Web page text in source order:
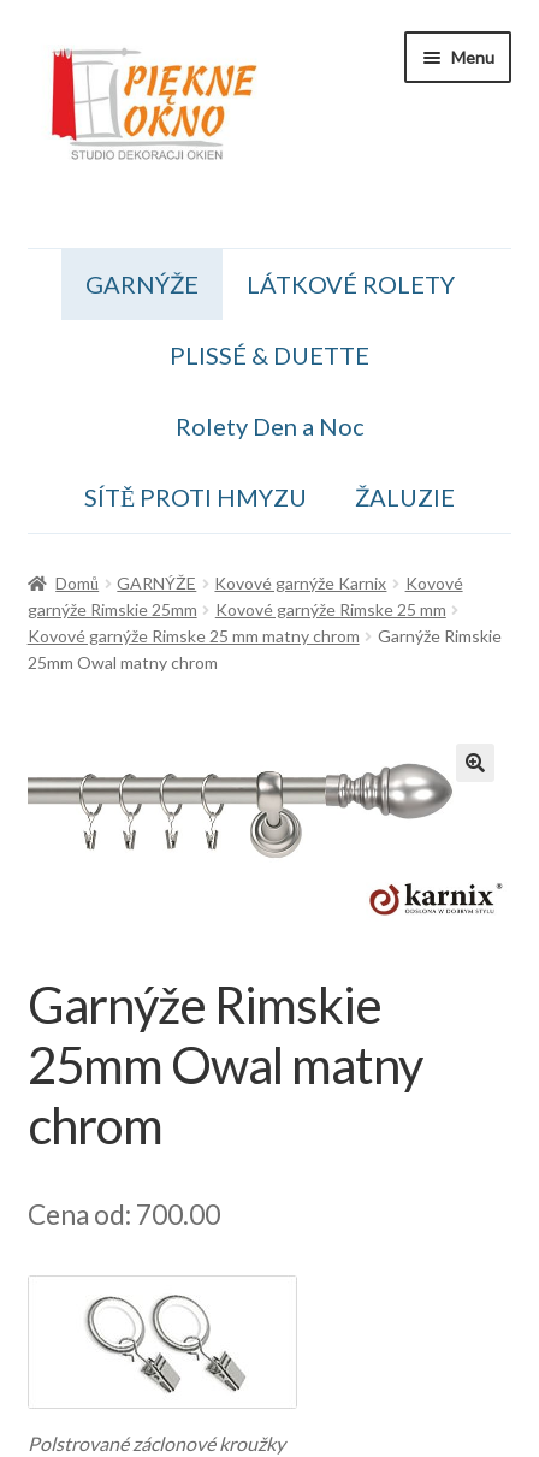
Přeskočit
navigaci
Přejít
obsahu
webu
Menu
Koszyk
OBCHODNÍ PODMÍNKY
Kontakt
GARNÝŽE LÁTKOVÉ ROLETY
PLISSÉ & DUETTE
Rolety Den a Noc
SÍTĚ PROTI HMYZU ŽALUZIE
Domů GARNÝŽE Kovové garnýže Karnix
Kovové
garnýže Rimskie 25mm
Kovové garnýže Rimske 25 mm
Kovové garnýže Rimske 25 mm matny chrom
Garnýže Rimskie
25mm Owal matny chrom
Garnýže Rimskie
25mm Owal matny
chrom
Cena od: 700.00
Polstrované záclonové kroužky